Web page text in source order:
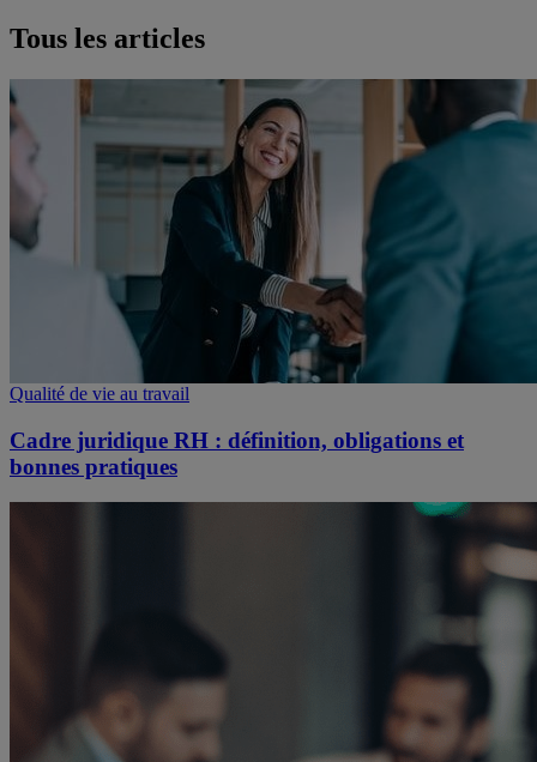
Tous les articles
Qualité de vie au travail
Cadre juridique RH : définition, obligations et
bonnes pratiques